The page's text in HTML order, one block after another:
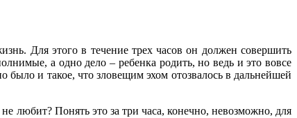
Для этого в течение трех часов он должен совершить
а одно дело – ребенка родить, но ведь и это вовсе
и такое, что зловещим эхом отозвалось в дальнейшей
любит? Понять это за три часа, конечно, невозможно, для